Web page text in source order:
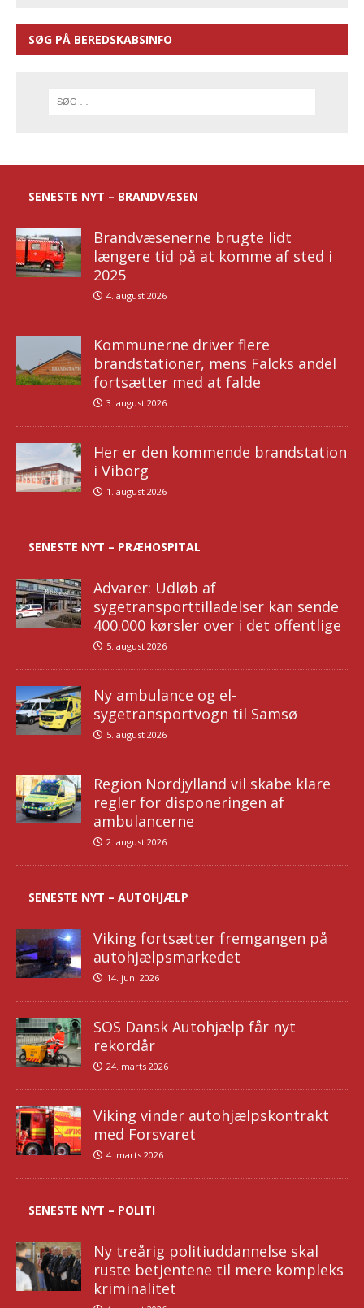
SØG PÅ BEREDSKABSINFO
SENESTE NYT – BRANDVÆSEN
Brandvæsenerne brugte lidt
længere tid på at komme af sted i
2025
4. august 2026
Kommunerne driver flere
brandstationer, mens Falcks andel
fortsætter med at falde
3. august 2026
Her er den kommende brandstation
i Viborg
1. august 2026
SENESTE NYT – PRÆHOSPITAL
Advarer: Udløb af
sygetransporttilladelser kan sende
400.000 kørsler over i det offentlige
5. august 2026
Ny ambulance og el-
sygetransportvogn til Samsø
5. august 2026
Region Nordjylland vil skabe klare
regler for disponeringen af
ambulancerne
2. august 2026
SENESTE NYT – AUTOHJÆLP
Viking fortsætter fremgangen på
autohjælpsmarkedet
14. juni 2026
SOS Dansk Autohjælp får nyt
rekordår
24. marts 2026
Viking vinder autohjælpskontrakt
med Forsvaret
4. marts 2026
SENESTE NYT – POLITI
Ny treårig politiuddannelse skal
ruste betjentene til mere kompleks
kriminalitet